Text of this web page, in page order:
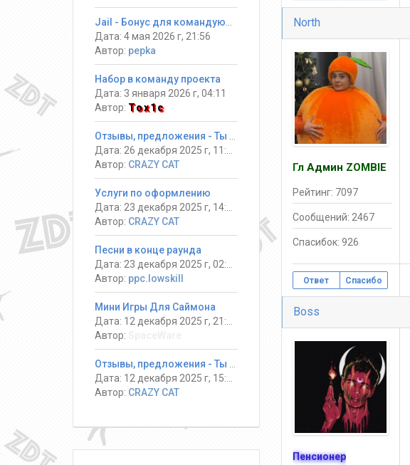
North
Гл Админ ZOMBIE
Рейтинг: 7097
Сообщений: 2467
Спасибок: 926
Ответ Спасибо
Boss
Пенсионер
Дата: 4 мая 2026 г, 21:56
Автор: pepka
Набор в команду проекта
Дата: 3 января 2026 г, 04:11
Автор: Tox1c
Автор: CRAZY CAT
Услуги по оформлению
Автор: CRAZY CAT
Песни в конце раунда
Автор: ppc.lowskill
Мини Игры Для Саймона
Автор:
Автор: CRAZY CAT